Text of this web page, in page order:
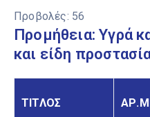
Προβολές: 56
Προμήθεια: Υγρά
και είδη
ΤΙΤΛΟΣ